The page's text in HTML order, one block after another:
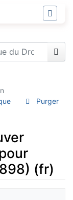
Purger
(fr)